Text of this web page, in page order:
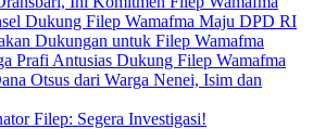
Dukung Filep Wamafma Maju DPD RI
Dukungan untuk Filep Wamafma
Prafi Antusias Dukung Filep Wamafma
Otsus dari Warga Nenei, Isim dan
Filep: Segera Investigasi!